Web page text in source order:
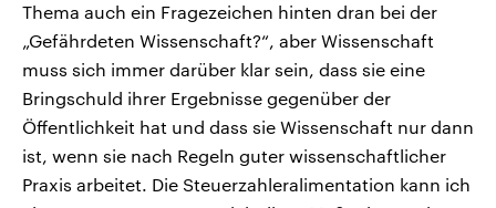
Thema auch ein Fragezeichen hinten dran bei der
„Gefährdeten Wissenschaft?“, aber Wissenschaft
muss sich immer darüber klar sein, dass sie eine
Bringschuld ihrer Ergebnisse gegenüber der
Öffentlichkeit hat und dass sie Wissenschaft nur dann
ist, wenn sie nach Regeln guter wissenschaftlicher
Praxis arbeitet. Die Steuerzahleralimentation kann ich